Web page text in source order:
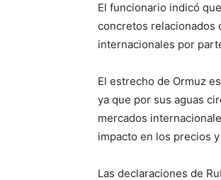
El funcionario indicó
concretos relacionados
internacionales por
El estrecho de Ormuz
ya que por sus aguas
mercados
impacto en los precios
Las declaraciones de